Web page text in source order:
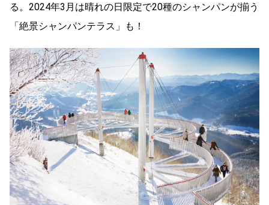
る。2024年3月は晴れの日限定で20種のシャンパンが揃う
「絶景シャンパンテラス」も！